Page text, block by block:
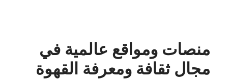
منصات ومواقع عالمية في
مجال ثقافة ومعرفة القهوة